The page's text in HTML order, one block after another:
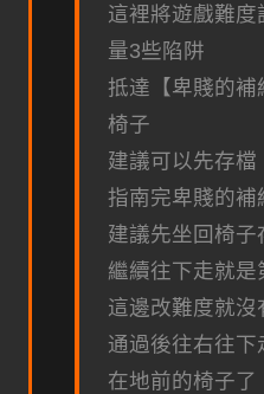
這裡將遊戲難
量3些陷阱
抵達【卑賤的
椅子
建議可以先存檔
指南完卑賤的補
建議先坐回椅子
繼續往下走就
這邊改難度就沒
通過後往右往
在地前的椅子了